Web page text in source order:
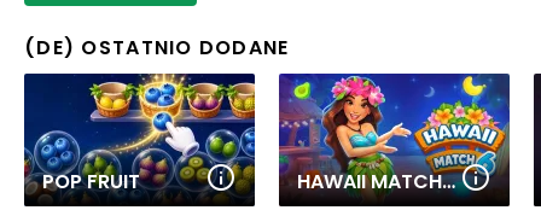
(DE) OSTATNIO DODANE
POP FRUIT HAWAII MATCH 6